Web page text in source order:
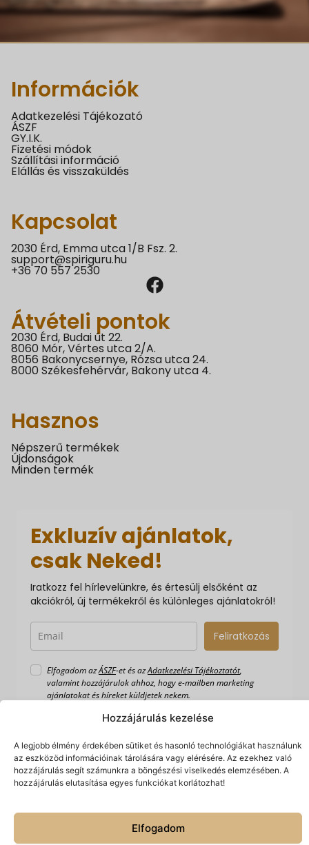
Hozzájárulás kezelése
A legjobb élmény érdekében sütiket és hasonló technológiákat használunk
az eszközöd információinak tárolására vagy elérésére. Az ezekhez való
hozzájárulás segít számunkra a böngészési viselkedés elemzésében. A
hozzájárulás elutasítása egyes funkciókat korlátozhat!
Elfogadom
Információk
Adatkezelési Tájékozató
ÁSZF
GY.I.K.
Fizetési módok
Szállítási információ
Elállás és visszaküldés
Kapcsolat
2030 Érd, Emma utca 1/B Fsz. 2.
support@spiriguru.hu
+36 70 557 2530
Átvételi pontok
2030 Érd, Budai út 22.
8060 Mór, Vértes utca 2/A.
8056 Bakonycsernye, Rózsa utca 24.
8000 Székesfehérvár, Bakony utca 4.
Hasznos
Népszerű termékek
Újdonságok
Minden termék
Exkluzív ajánlatok,
csak Neked!
Iratkozz fel hírlevelünkre, és értesülj elsőként az
akciókról, új termékekről és különleges ajánlatokról!
Feliratkozás
Elfogadom azÁSZF-et és azAdatkezelési Tájékoztatót,
valamint hozzájárulok ahhoz, hogy e-mailben marketing
ajánlatokat és híreket küldjetek nekem.
© 2026 Spiriguru.
Minden jog fenntartva. Hálónlégy